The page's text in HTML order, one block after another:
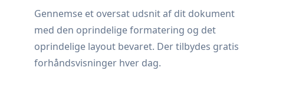
Gennemse et oversat udsnit af dit dokument
med den oprindelige formatering og det
oprindelige layout bevaret. Der tilbydes gratis
forhåndsvisninger hver dag.